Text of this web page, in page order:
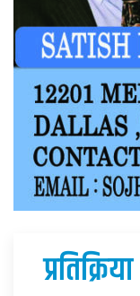
प्रतिक्रिया